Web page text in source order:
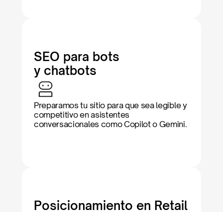
SEO para bots
y chatbots
Preparamos tu sitio para que sea legible y
competitivo en asistentes
conversacionales como Copilot o Gemini.
Posicionamiento en Retail